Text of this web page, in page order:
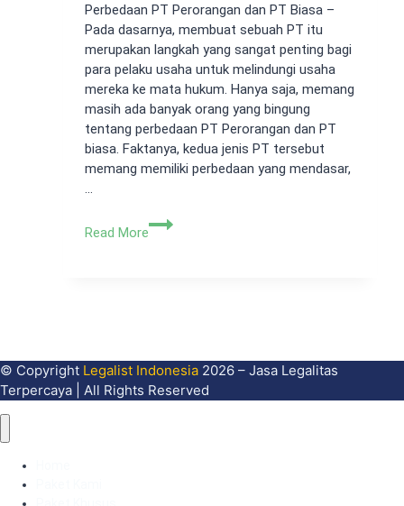
Perbedaan PT Perorangan dan PT Biasa –
Pada dasarnya, membuat sebuah PT itu
merupakan langkah yang sangat penting bagi
para pelaku usaha untuk melindungi usaha
mereka ke mata hukum. Hanya saja, memang
masih ada banyak orang yang bingung
tentang perbedaan PT Perorangan dan PT
biasa. Faktanya, kedua jenis PT tersebut
memang memiliki perbedaan yang mendasar,
…
Read More
Perbedaan
© Copyright Legalist Indonesia 2026 – Jasa Legalitas
Terpercaya | All Rights Reserved